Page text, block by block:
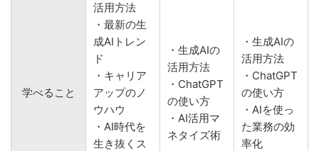
学べること
活用方法
・最新の生
成AIトレン
ド
・キャリア
アップのノ
ウハウ
・AI時代を
生き抜くス
・生成AIの
活用方法
・ChatGPT
の使い方
・AI活用マ
ネタイズ術
・生成AIの
活用方法
・ChatGPT
の使い方
・AIを使っ
た業務の効
率化